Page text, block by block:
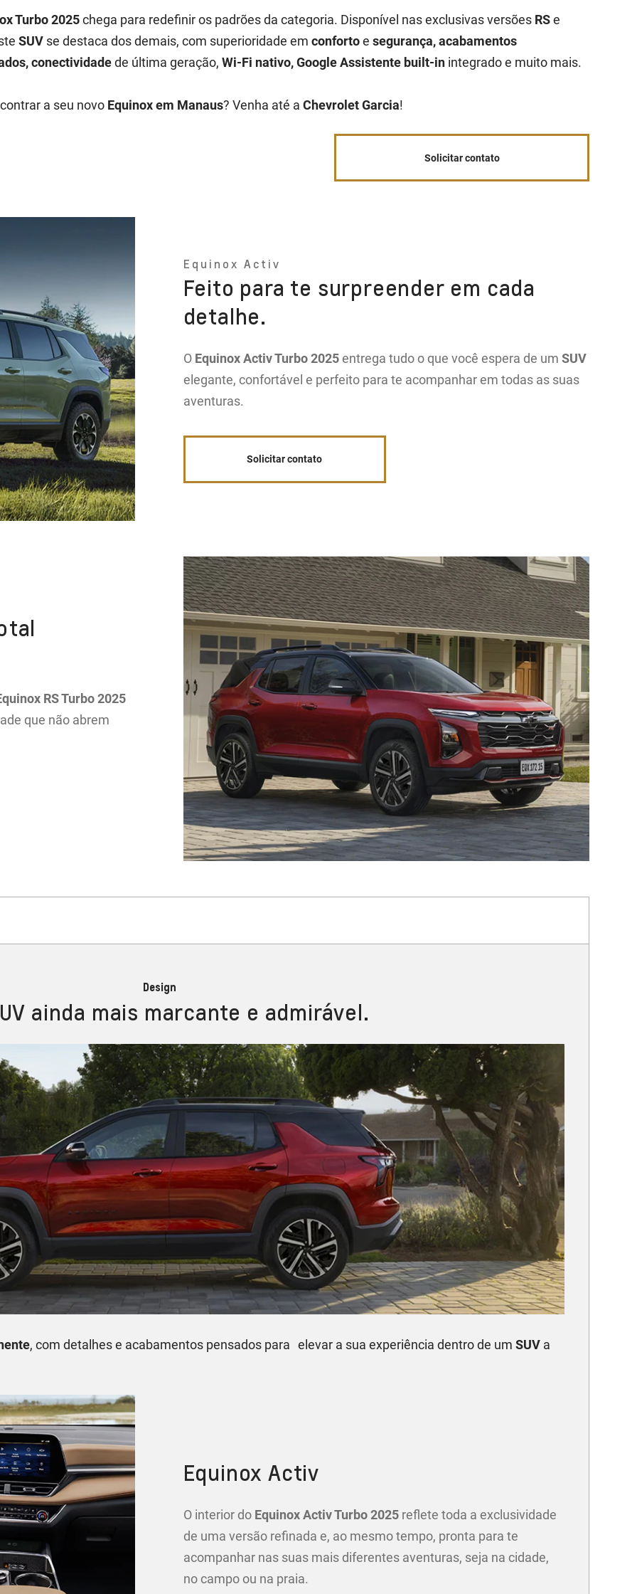
Turbo 2025chega para redefinir os padrões da categoria. Disponível nas exclusivas versões RSe
SUV se destaca dos demais, com superioridade emconfortoesegurança, acabamentos
conectividadede última geração,Wi-Fi nativo, Google Assistente built-in integrado e muito mais.
a seu novo Equinox em Manaus? Venha até aChevrolet Garcia!
Solicitar contato
Equinox Activ
Feito para te surpreender em cada
detalhe.
O Equinox Activ Turbo 2025entrega tudo o que você espera de um SUV
elegante, confortável e perfeito para te acompanhar em todas as suas
aventuras.
Solicitar contato
RS Turbo 2025
que não abrem
Design
ainda mais marcante e admirável.
, com detalhes e acabamentos pensados para elevar a sua experiência dentro de um SUVa
Equinox Activ
O interior do Equinox Activ Turbo 2025reflete toda a exclusividade
de uma versão refinada e, ao mesmo tempo, pronta para te
acompanhar nas suas mais diferentes aventuras, seja na cidade,
no campo ou na praia.